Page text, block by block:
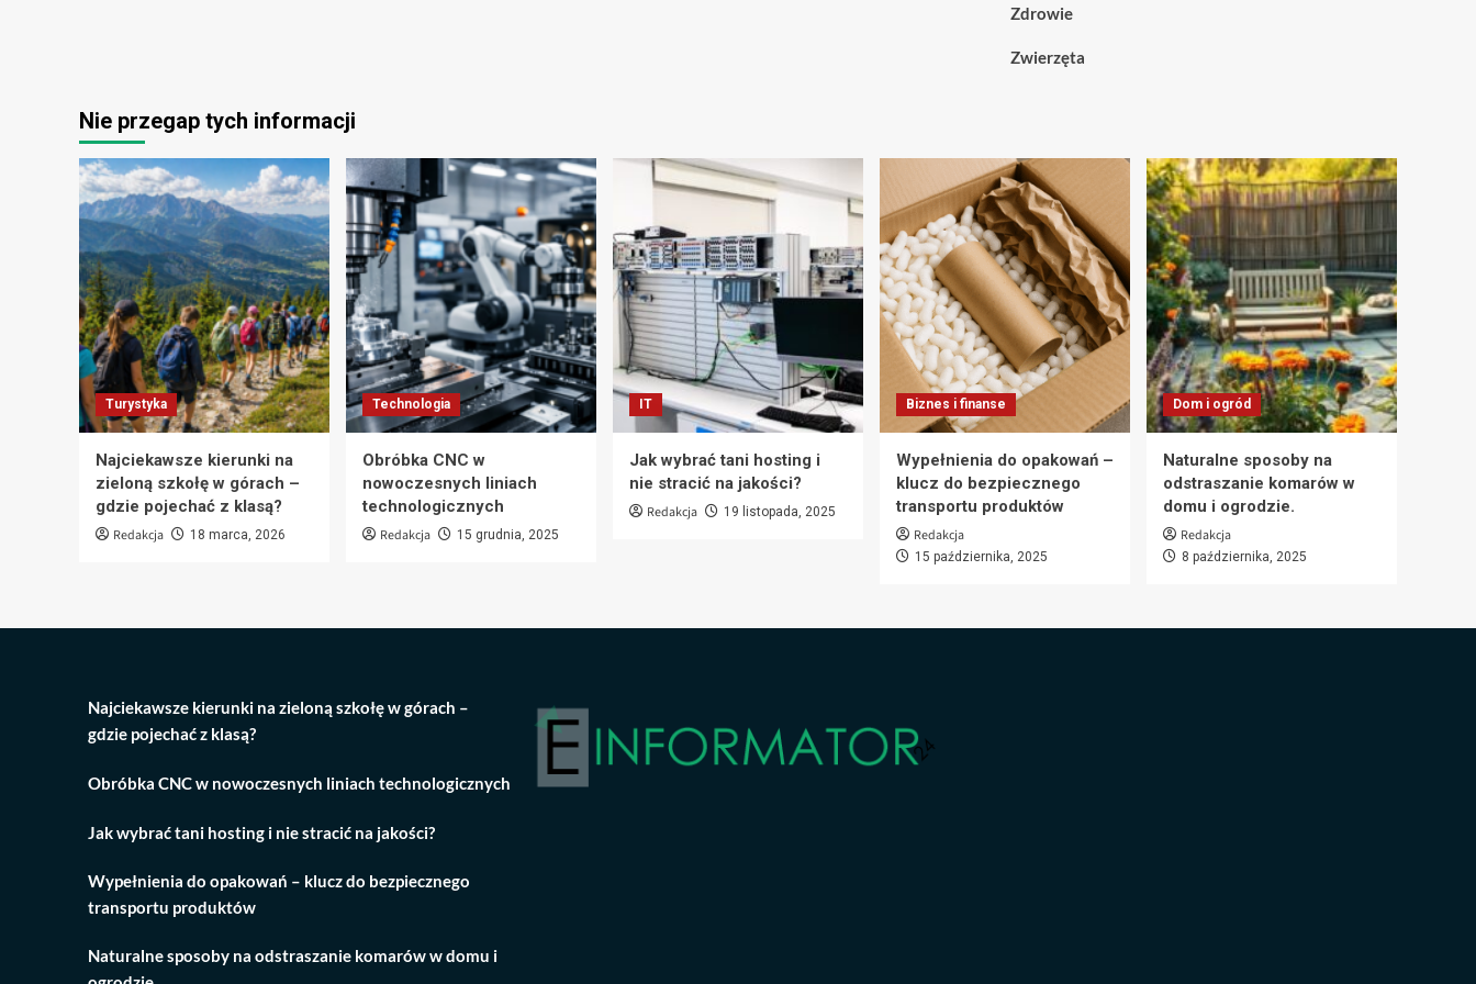
Zdrowie
Zwierzęta
Nie przegap tych informacji
Turystyka
Najciekawsze kierunki na
zieloną szkołę w górach –
gdzie pojechać z klasą?
Redakcja 18 marca, 2026
Technologia
Obróbka CNC w
nowoczesnych liniach
technologicznych
Redakcja 15 grudnia, 2025
IT
Jak wybrać tani hosting i
nie stracić na jakości?
Redakcja 19 listopada, 2025
Biznes i finanse
Wypełnienia do opakowań –
klucz do bezpiecznego
transportu produktów
Redakcja
15 października, 2025
Dom i ogród
Naturalne sposoby na
odstraszanie komarów w
domu i ogrodzie.
Redakcja
8 października, 2025
Najciekawsze kierunki na zieloną szkołę w górach –
gdzie pojechać z klasą?
Obróbka CNC w nowoczesnych liniach technologicznych
Jak wybrać tani hosting i nie stracić na jakości?
Wypełnienia do opakowań – klucz do bezpiecznego
transportu produktów
Naturalne sposoby na odstraszanie komarów w domu i